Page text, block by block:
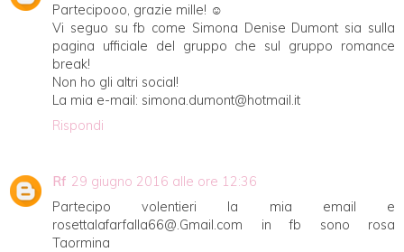
Partecipooo, grazie mille! ☺
Vi seguo su fb come Simona Denise Dumont sia sulla
pagina ufficiale del gruppo che sul gruppo romance
break!
Non ho gli altri social!
La mia e-mail: simona.dumont@hotmail.it
Rispondi
Rf 29 giugno 2016 alle ore 12:36
Partecipo volentieri la mia email e
rosettalafarfalla66@.Gmail.com in fb sono rosa
Taormina